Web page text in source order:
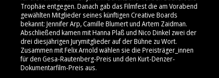
Trophäe entgegen. Danach gab das Filmfest die am Vorabend
gewählten Mitglieder seines künftigen Creative Boards
bekannt: Jennifer Arp, Camille Blumert und Artem Zaidman.
Abschließend kamen mit Hanna Plaß und Nico Dinkel zwei der
drei diesjährigen Jurymitglieder auf der Bühne zu Wort.
Zusammen mit Felix Arnold wählen sie die Preisträger_innen
für den Gesa-Rautenberg-Preis und den Kurt-Denzer-
Dokumentarfilm-Preis aus.